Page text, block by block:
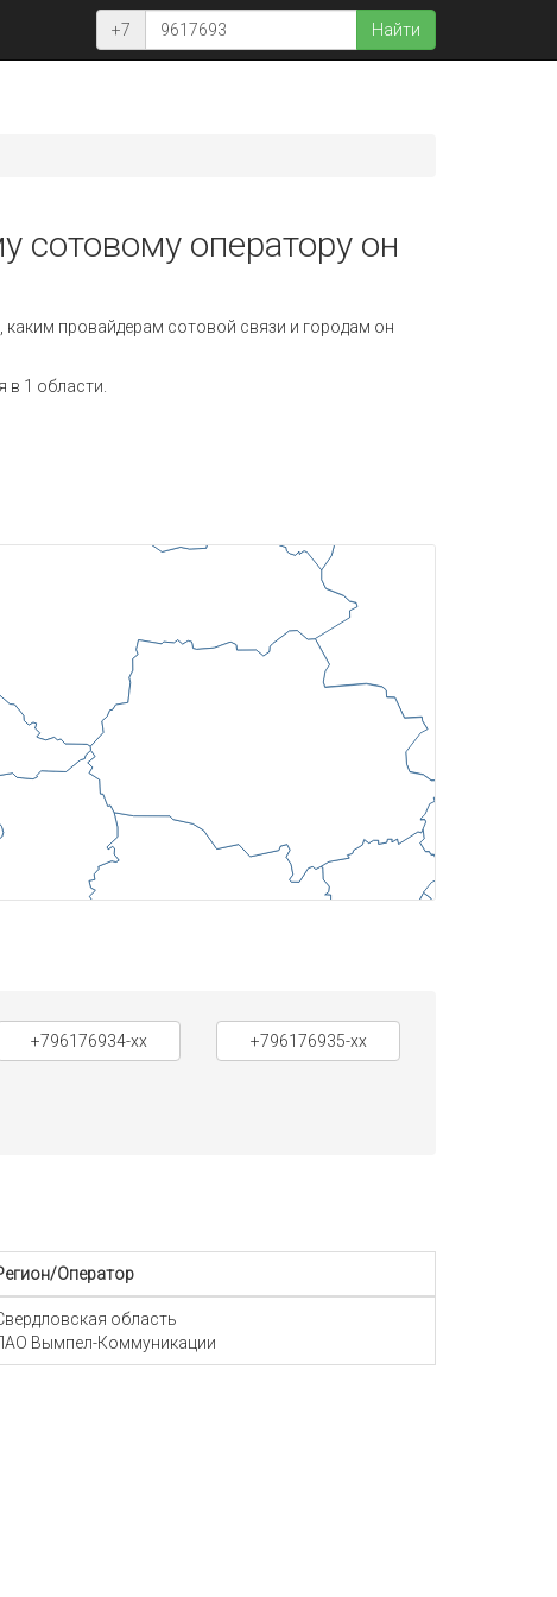
+7 Найти
сотовому оператору он
провайдерам сотовой связи и городам он
1 области.
+796176934-xx +796176935-xx
Оператор
область
Вымпел-Коммуникации